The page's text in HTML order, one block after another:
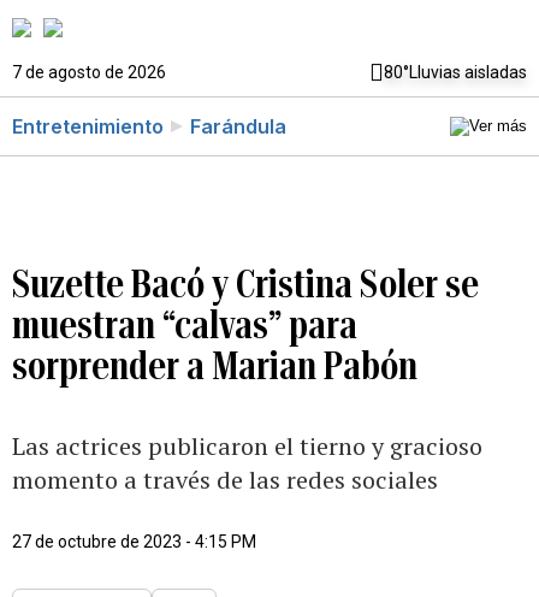
7 de agosto de 2026 80°Lluvias aisladas
Entretenimiento Farándula
Suzette Bacó y Cristina Soler se
muestran “calvas” para
sorprender a Marian Pabón
Las actrices publicaron el tierno y gracioso
momento a través de las redes sociales
27 de octubre de 2023 - 4:15 PM